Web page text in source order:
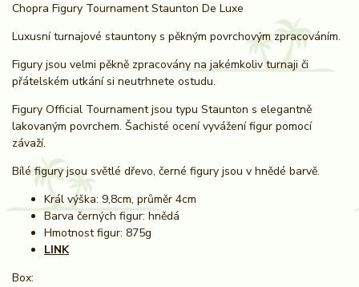
Chopra Figury Tournament Staunton De Luxe
Luxusní turnajové stauntony s pěkným povrchovým zpracováním.
Figury jsou velmi pěkně zpracovány na jakémkoliv turnaji či
přátelském utkání si neutrhnete ostudu.
Figury Official Tournament jsou typu Staunton s elegantně
lakovaným povrchem. Šachisté ocení vyvážení figur pomocí
závaží.
Bílé figury jsou světlé dřevo, černé figury jsou v hnědé barvě.
Král výška: 9,8cm, průměr 4cm
Barva černých figur: hnědá
Hmotnost figur: 875g
LINK
Box: